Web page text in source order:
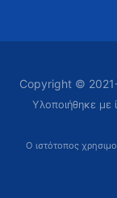
Copyright ©
Υλοποιήθηκε με
Ο ιστότοπος